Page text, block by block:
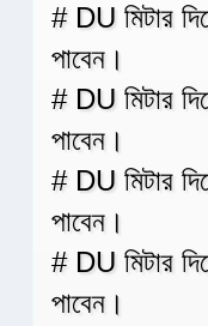
# DU মিটার
পাবেন।
# DU মিটার
পাবেন।
# DU মিটার
পাবেন।
# DU মিটার
পাবেন।